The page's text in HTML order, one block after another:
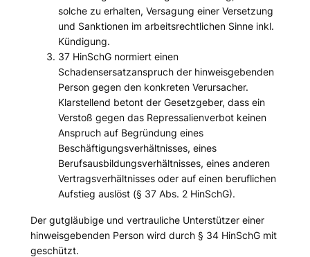
solche zu erhalten, Versagung einer Versetzung
und Sanktionen im arbeitsrechtlichen Sinne inkl.
Kündigung.
37 HinSchG normiert einen
Schadensersatzanspruch der hinweisgebenden
Person gegen den konkreten Verursacher.
Klarstellend betont der Gesetzgeber, dass ein
Verstoß gegen das Repressalienverbot keinen
Anspruch auf Begründung eines
Beschäftigungsverhältnisses, eines
Berufsausbildungsverhältnisses, eines anderen
Vertragsverhältnisses oder auf einen beruflichen
Aufstieg auslöst (§ 37 Abs. 2 HinSchG).
Der gutgläubige und vertrauliche Unterstützer einer
hinweisgebenden Person wird durch § 34 HinSchG mit
geschützt.